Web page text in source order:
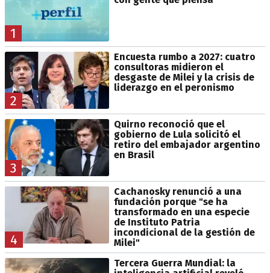
1
2
Encuesta rumbo a 2027: cuatro
consultoras midieron el
desgaste de Milei y la crisis de
liderazgo en el peronismo
3
Quirno reconoció que el
gobierno de Lula solicitó el
retiro del embajador argentino
en Brasil
4
Cachanosky renunció a una
fundación porque "se ha
transformado en una especie
de Instituto Patria
incondicional de la gestión de
Milei"
Tercera Guerra Mundial: la